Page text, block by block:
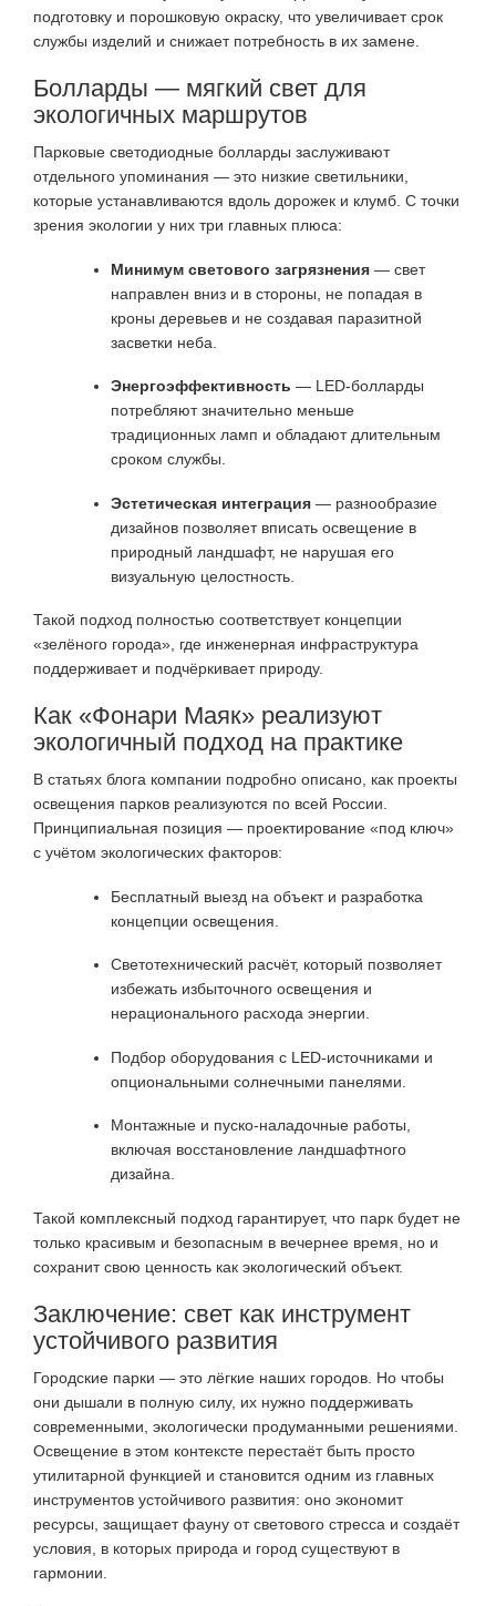
подготовку и порошковую окраску, что увеличивает срок
службы изделий и снижает потребность в их замене.
Болларды — мягкий свет для
экологичных маршрутов
Парковые светодиодные болларды заслуживают
отдельного упоминания — это низкие светильники,
которые устанавливаются вдоль дорожек и клумб. С точки
зрения экологии у них три главных плюса:
Минимум светового загрязнения — свет
направлен вниз и в стороны, не попадая в
кроны деревьев и не создавая паразитной
засветки неба.
Энергоэффективность — LED-болларды
потребляют значительно меньше
традиционных ламп и обладают длительным
сроком службы.
Эстетическая интеграция — разнообразие
дизайнов позволяет вписать освещение в
природный ландшафт, не нарушая его
визуальную целостность
Такой подход полностью соответствует концепции
«зелёного города», где инженерная инфраструктура
поддерживает и подчёркивает природу.
Как «Фонари Маяк» реализуют
экологичный подход на практике
В статьях блога компании подробно описано, как проекты
освещения парков реализуются по всей России.
Принципиальная позиция — проектирование «под ключ»
с учётом экологических факторов:
Бесплатный выезд на объект и разработка
концепции освещения.
Светотехнический расчёт, который позволяет
избежать избыточного освещения и
нерационального расхода энергии.
Подбор оборудования с LED-источниками и
опциональными солнечными панелями.
Монтажные и пуско-наладочные работы,
включая восстановление ландшафтного
дизайна.
Такой комплексный подход гарантирует, что парк будет не
только красивым и безопасным в вечернее время, но и
сохранит свою ценность как экологический объект.
Заключение: свет как инструмент
устойчивого развития
Городские парки — это лёгкие наших городов. Но чтобы
они дышали в полную силу, их нужно поддерживать
современными, экологически продуманными решениями.
Освещение в этом контексте перестаёт быть просто
утилитарной функцией и становится одним из главных
инструментов устойчивого развития: оно экономит
ресурсы, защищает фауну от светового стресса и создаёт
условия, в которых природа и город существуют в
гармонии.